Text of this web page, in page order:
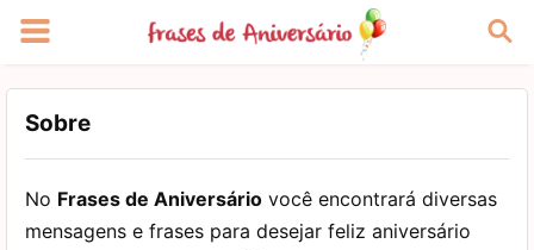
Sobre
No Frases de Aniversário você encontrará diversas
mensagens e frases para desejar feliz aniversário